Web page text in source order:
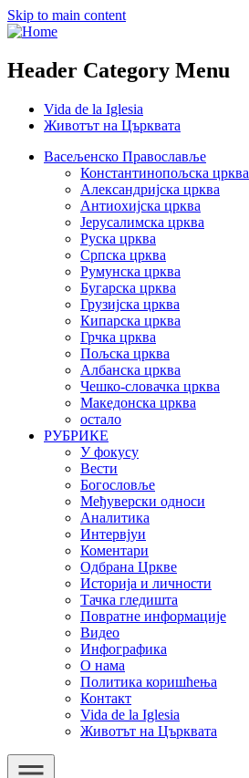
Skip to main content
Header Category Menu
Vida de la Iglesia
Животът на Църквата
Васељенско Православље
Константинопољска црква
Александријска црква
Антиохијска црква
Јерусалимска црква
Руска црква
Српска црква
Румунска црква
Бугарска црква
Грузијска црква
Кипарска црква
Грчка црква
Пољска црква
Албанска црква
Чешко-словачка црква
Македонска црква
остало
РУБРИКЕ
У фокусу
Вести
Богословље
Међуверски односи
Аналитика
Интервјуи
Коментари
Одбрана Цркве
Историја и личности
Тачка гледишта
Повратне информације
Видео
Инфографика
О нама
Политика коришћења
Контакт
Vida de la Iglesia
Животът на Църквата